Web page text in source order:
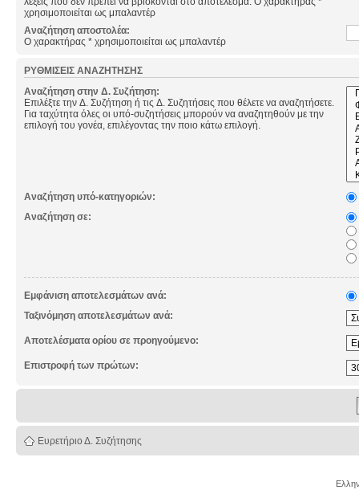
χρησιμοποιείται ως μπαλαντέρ
Αναζήτηση αποστολέα:
Ο χαρακτήρας * χρησιμοποιείται ως μπαλαντέρ
ΡΥΘΜΊΣΕΙΣ ΑΝΑΖΉΤΗΣΗΣ
Αναζήτηση στην Δ. Συζήτηση:
Επιλέξτε την Δ. Συζήτηση ή τις Δ. Συζητήσεις που θέλετε να αναζητήσετε.
Για ταχύτητα όλες οι υπό-συζητήσεις μπορούν να αναζητηθούν με την
επιλογή του γονέα, επιλέγοντας την ποιο κάτω επιλογή.
Αναζήτηση υπό-κατηγοριών:
Αναζήτηση σε:
Εμφάνιση αποτελεσμάτων ανά:
Ταξινόμηση αποτελεσμάτων ανά:
Αποτελέσματα ορίου σε προηγούμενο:
Επιστροφή των πρώτων:
Ευρετήριο Δ. Συζήτησης